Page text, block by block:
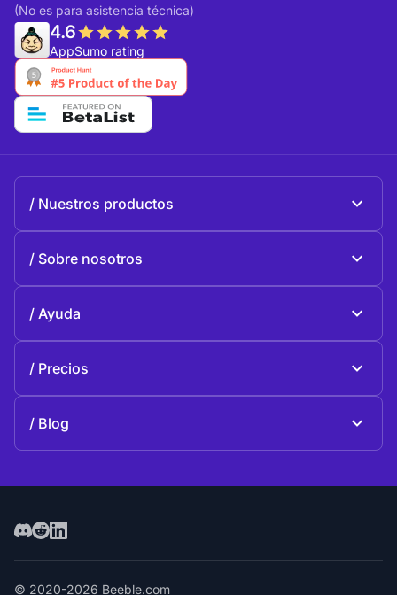
(No es para asistencia técnica)
4.6
AppSumo rating
Nuestros productos
Sobre nosotros
Historia
Ayuda
Contactos
Precios
Blog
© 2020-2026 Beeble.com